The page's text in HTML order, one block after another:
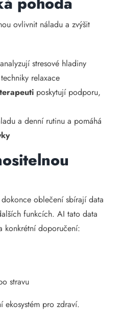
ovlivnit náladu a zvýšit
analyzují stresové hladiny
relaxace
poskytují podporu,
a denní rutinu a pomáhá
oblečení sbírají data
funkcích. AI tato data
konkrétní doporučení:
stravu
ekosystém pro zdraví.